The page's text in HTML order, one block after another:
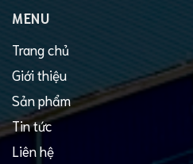
MENU
Trang chủ
Giới thiệu
Sản phẩm
Tin tức
Liên hệ